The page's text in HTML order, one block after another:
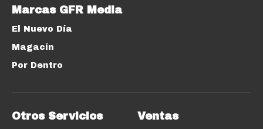
Marcas GFR Media
El Nuevo Día
Magacín
Por Dentro
Otros Servicios Ventas